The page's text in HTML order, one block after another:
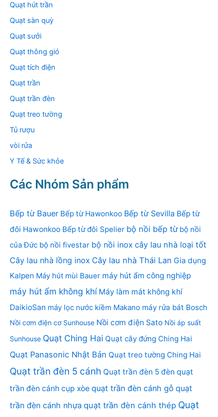
Quạt hút trần
Quạt sàn quỳ
Quạt sưởi
Quạt thông gió
Quạt tích điện
Quạt trần
Quạt trần đèn
Quạt treo tường
Tủ rượu
vòi rửa
Y Tế & Sức khỏe
Các Nhóm Sản phẩm
Bếp từ Bauer Bếp từ Hawonkoo Bếp từ Sevilla Bếp từ
đôi Hawonkoo Bếp từ đôi Spelier bộ nồi bếp từ bộ nồi
của Đức bộ nồi fivestar bộ nồi inox cây lau nhà loại tốt
Cây lau nhà lồng inox Cây lau nhà Thái Lan Gia dụng
Kalpen Máy hút mùi Bauer máy hút ẩm công nghiệp
máy hút ẩm không khí Máy làm mát không khí
DaikioSan máy lọc nước kiềm Makano máy rửa bát Bosch
Nồi cơm điện cơ Sunhouse Nồi cơm điện Sato Nồi áp suất
Sunhouse Quạt Ching Hai Quạt cây đứng Ching Hai
Quạt Panasonic Nhật Bản Quạt treo tường Ching Hai
Quạt trần đèn 5 cánh Quạt trần đèn 5 đèn quạt
trần đèn cánh cụp xòe quạt trần đèn cánh gỗ quạt
trần đèn cánh nhựa quạt trần đèn cánh thép Quạt